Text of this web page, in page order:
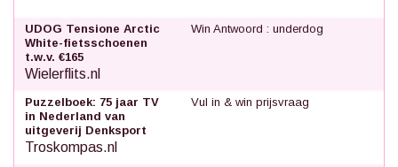
UDOG Tensione Arctic
White-fietsschoenen
t.w.v. €165
Wielerflits.nl
Win Antwoord : underdog
Puzzelboek: 75 jaar TV
in Nederland van
uitgeverij Denksport
Troskompas.nl
Vul in & win prijsvraag